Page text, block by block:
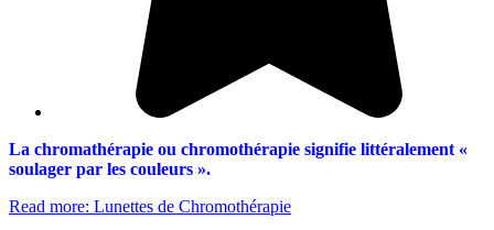
La chromathérapie ou chromothérapie signifie littéralement «
soulager par les couleurs ».
Read more: Lunettes de Chromothérapie